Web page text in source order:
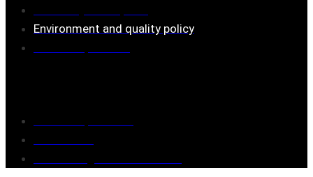
Environment and quality policy